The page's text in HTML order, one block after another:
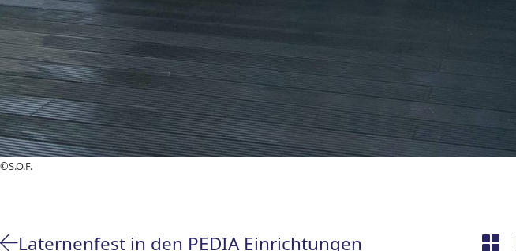
©S.O.F.
Laternenfest in den PEDIA Einrichtungen